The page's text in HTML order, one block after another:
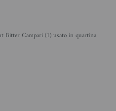
Bitter Campari (1) usato in quartina